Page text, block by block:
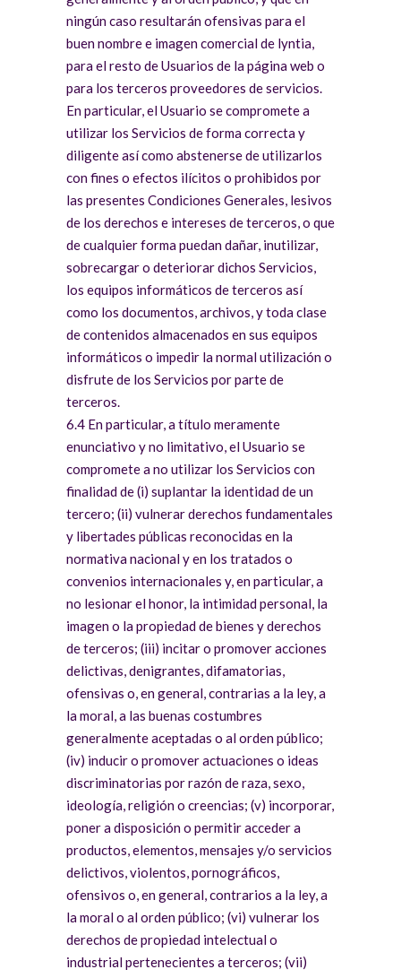
ningún caso resultarán ofensivas para el
buen nombre e imagen comercial de lyntia,
para el resto de Usuarios de la página web o
para los terceros proveedores de servicios.
En particular, el Usuario se compromete a
utilizar los Servicios de forma correcta y
diligente así como abstenerse de utilizarlos
con fines o efectos ilícitos o prohibidos por
las presentes Condiciones Generales, lesivos
de los derechos e intereses de terceros, o que
de cualquier forma puedan dañar, inutilizar,
sobrecargar o deteriorar dichos Servicios,
los equipos informáticos de terceros así
como los documentos, archivos, y toda clase
de contenidos almacenados en sus equipos
informáticos o impedir la normal utilización o
disfrute de los Servicios por parte de
terceros.
6.4 En particular, a título meramente
enunciativo y no limitativo, el Usuario se
compromete a no utilizar los Servicios con
finalidad de (i) suplantar la identidad de un
tercero; (ii) vulnerar derechos fundamentales
y libertades públicas reconocidas en la
normativa nacional y en los tratados o
convenios internacionales y, en particular, a
no lesionar el honor, la intimidad personal, la
imagen o la propiedad de bienes y derechos
de terceros; (iii) incitar o promover acciones
delictivas, denigrantes, difamatorias,
ofensivas o, en general, contrarias a la ley, a
la moral, a las buenas costumbres
generalmente aceptadas o al orden público;
(iv) inducir o promover actuaciones o ideas
discriminatorias por razón de raza, sexo,
ideología, religión o creencias; (v) incorporar,
poner a disposición o permitir acceder a
productos, elementos, mensajes y/o servicios
delictivos, violentos, pornográficos,
ofensivos o, en general, contrarios a la ley, a
la moral o al orden público; (vi) vulnerar los
derechos de propiedad intelectual o
industrial pertenecientes a terceros; (vii)